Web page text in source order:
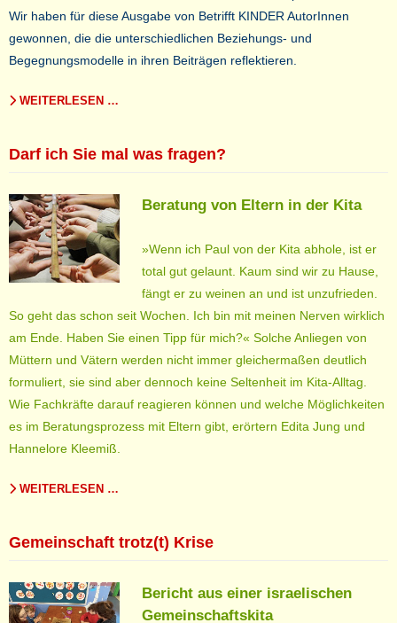
Wir haben für diese Ausgabe von Betrifft KINDER AutorInnen
gewonnen, die die unterschiedlichen Beziehungs- und
Begegnungsmodelle in ihren Beiträgen reflektieren.
WEITERLESEN …
Darf ich Sie mal was fragen?
Beratung von Eltern in der Kita
»Wenn ich Paul von der Kita abhole, ist er
total gut gelaunt. Kaum sind wir zu Hause,
fängt er zu weinen an und ist unzufrieden.
So geht das schon seit Wochen. Ich bin mit meinen Nerven wirklich
am Ende. Haben Sie einen Tipp für mich?« Solche Anliegen von
Müttern und Vätern werden nicht immer gleichermaßen deutlich
formuliert, sie sind aber dennoch keine Seltenheit im Kita-Alltag.
Wie Fachkräfte darauf reagieren können und welche Möglichkeiten
es im Beratungsprozess mit Eltern gibt, erörtern Edita Jung und
Hannelore Kleemiß.
WEITERLESEN …
Gemeinschaft trotz(t) Krise
Bericht aus einer israelischen
Gemeinschaftskita